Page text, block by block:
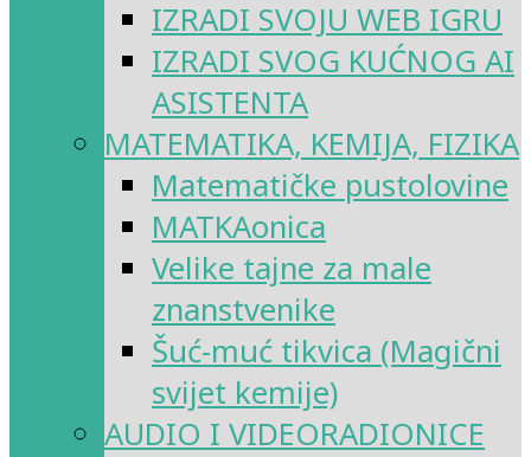
IZRADI SVOJU WEB IGRU
IZRADI SVOG KUĆNOG AI
ASISTENTA
MATEMATIKA, KEMIJA, FIZIKA
Matematičke pustolovine
MATKAonica
Velike tajne za male
znanstvenike
Šuć-muć tikvica (Magični
svijet kemije)
AUDIO I VIDEORADIONICE